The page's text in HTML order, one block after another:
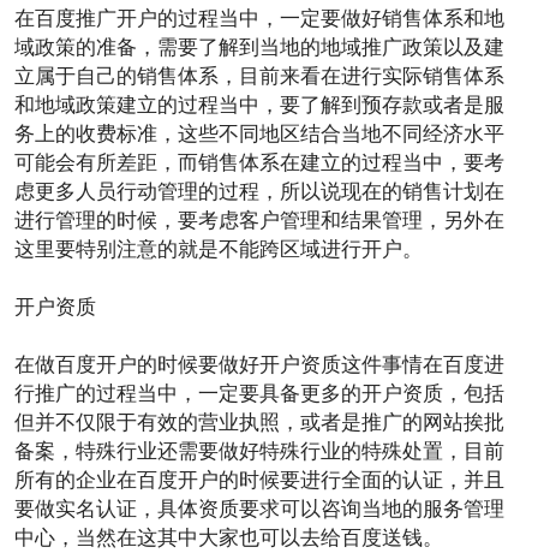
在百度推广开户的过程当中，一定要做好销售体系和地
域政策的准备，需要了解到当地的地域推广政策以及建
立属于自己的销售体系，目前来看在进行实际销售体系
和地域政策建立的过程当中，要了解到预存款或者是服
务上的收费标准，这些不同地区结合当地不同经济水平
可能会有所差距，而销售体系在建立的过程当中，要考
虑更多人员行动管理的过程，所以说现在的销售计划在
进行管理的时候，要考虑客户管理和结果管理，另外在
这里要特别注意的就是不能跨区域进行开户。
开户资质
在做百度开户的时候要做好开户资质这件事情在百度进
行推广的过程当中，一定要具备更多的开户资质，包括
但并不仅限于有效的营业执照，或者是推广的网站挨批
备案，特殊行业还需要做好特殊行业的特殊处置，目前
所有的企业在百度开户的时候要进行全面的认证，并且
要做实名认证，具体资质要求可以咨询当地的服务管理
中心，当然在这其中大家也可以去给百度送钱。